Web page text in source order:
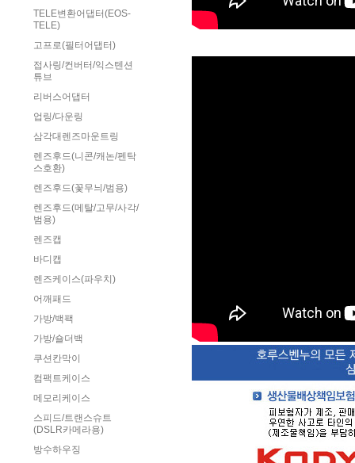
TELE변환어댑터(EOS-
TELE)
고프로(필터어댑터)
접사링/컨버터/익스텐션
튜브
리버스어댑터
업링/다운링
삼각대렌즈마운트링
렌즈후드(니콘/캐논/펜탁
스호환)
렌즈후드(꽃무늬/범용)
렌즈후드(메탈/고무/사각/
범용)
렌즈캡
바디캡
렌즈케이스(파우치)
어깨패드
가방/백팩
가방/숄더백
쿠션칸막이
컴팩트케이스
메모리케이스
스피드/트랜스슈트
(DSLR카메라용)
방수하우징